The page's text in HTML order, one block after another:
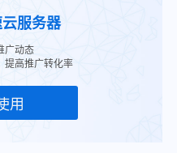
服务器
广动态
提高推广转化率
用